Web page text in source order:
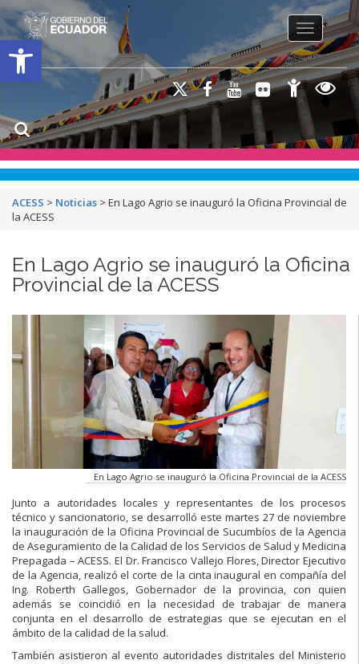
Open toolbar
Toggle
ACESS > Noticias > En Lago Agrio se inauguró la Oficina Provincial de
la ACESS
En Lago Agrio se inauguró la Oficina
Provincial de la ACESS
En Lago Agrio se inauguró la Oficina Provincial de la ACESS
Junto a autoridades locales y representantes de los procesos
técnico y sancionatorio, se desarrolló este martes 27 de noviembre
la inauguración de la Oficina Provincial de Sucumbíos de la Agencia
de Aseguramiento de la Calidad de los Servicios de Salud y Medicina
Prepagada – ACESS. El Dr. Francisco Vallejo Flores, Director Ejecutivo
de la Agencia, realizó el corte de la cinta inaugural en compañía del
Ing. Roberth Gallegos, Gobernador de la provincia, con quien
además se coincidió en la necesidad de trabajar de manera
conjunta en el desarrollo de estrategias que se ejecutan en el
ámbito de la calidad de la salud.
También asistieron al evento autoridades distritales del Ministerio